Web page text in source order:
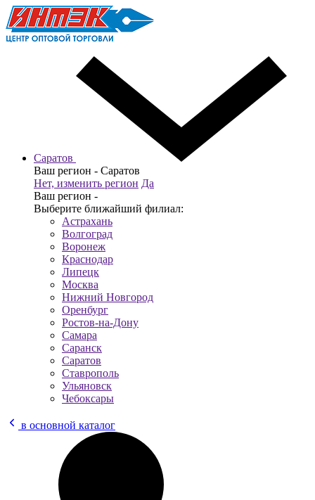
Саратов
Ваш регион - Саратов
Нет, изменить регион Да
Ваш регион -
Выберите ближайший филиал:
Астрахань
Волгоград
Воронеж
Краснодар
Липецк
Москва
Нижний Новгород
Оренбург
Ростов-на-Дону
Самара
Саранск
Саратов
Ставрополь
Ульяновск
Чебоксары
в основной каталог